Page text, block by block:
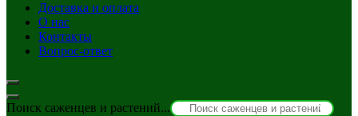
Доставка и оплата
О нас
Контакты
Вопрос-ответ
Поиск саженцев и растений...